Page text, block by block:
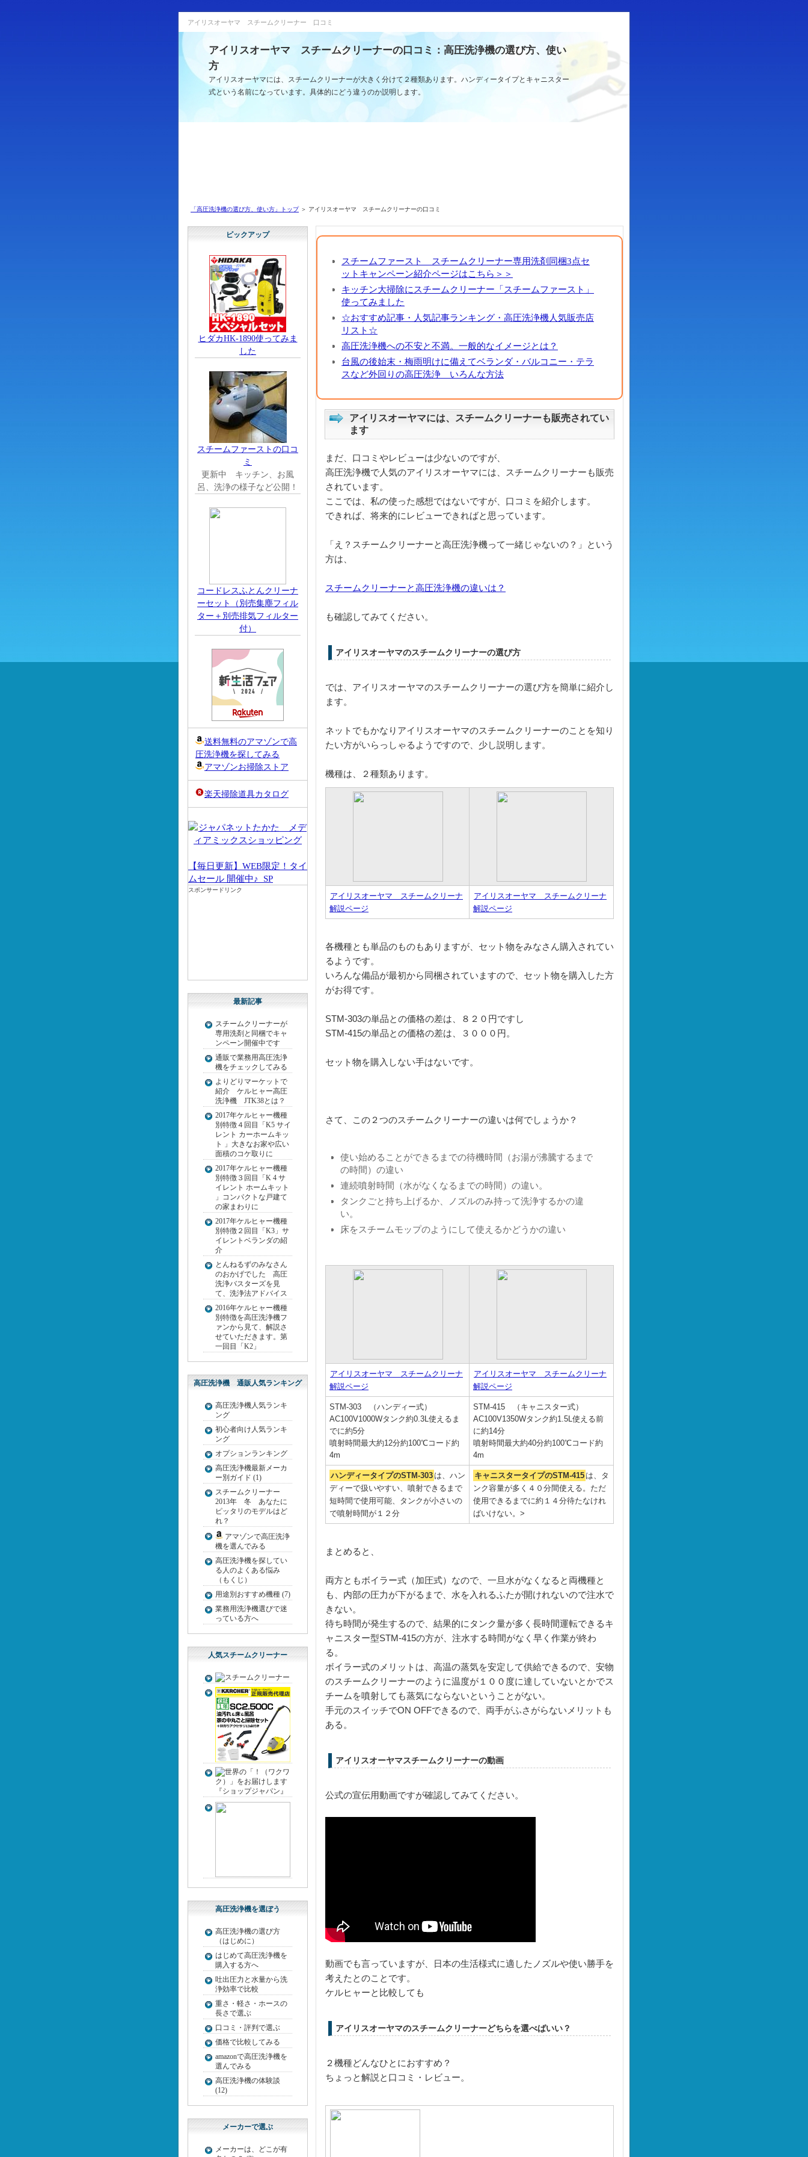
アイリスオーヤマ スチームクリーナー 口コミ
アイリスオーヤマ スチームクリーナーの口コミ：高圧洗浄機の選び方、使い
方
アイリスオーヤマには、スチームクリーナーが大きく分けて２種類あります。ハンディータイプとキャニスター
式という名前になっています。具体的にどう違うのか説明します。
「高圧洗浄機の選び方、使い方」トップ＞ アイリスオーヤマ スチームクリーナーの口コミ
スチームファースト スチームクリーナー専用洗剤同梱3点セ
ットキャンペーン紹介ページはこちら＞＞
キッチン大掃除にスチームクリーナー「スチームファースト」
使ってみました
☆おすすめ記事・人気記事ランキング・高圧洗浄機人気販売店
リスト☆
高圧洗浄機への不安と不満。一般的なイメージとは？
台風の後始末・梅雨明けに備えてベランダ・バルコニー・テラ
スなど外回りの高圧洗浄 いろんな方法
アイリスオーヤマには、スチームクリーナーも販売されてい
ます
まだ、口コミやレビューは少ないのですが、
高圧洗浄機で人気のアイリスオーヤマには、スチームクリーナーも販売
されています。
ここでは、私の使った感想ではないですが、口コミを紹介します。
できれば、将来的にレビューできればと思っています。
「え？スチームクリーナーと高圧洗浄機って一緒じゃないの？」という
方は、
スチームクリーナーと高圧洗浄機の違いは？
も確認してみてください。
アイリスオーヤマのスチームクリーナーの選び方
では、アイリスオーヤマのスチームクリーナーの選び方を簡単に紹介し
ます。
ネットでもかなりアイリスオーヤマのスチームクリーナーのことを知り
たい方がいらっしゃるようですので、少し説明します。
機種は、２種類あります。
アイリスオーヤマ スチームクリーナ
解説ページ
アイリスオーヤマ スチームクリーナ
解説ページ
各機種とも単品のものもありますが、セット物をみなさん購入されてい
るようです。
いろんな備品が最初から同梱されていますので、セット物を購入した方
がお得です。
STM-303の単品との価格の差は、８２０円ですし
STM-415の単品との価格の差は、３０００円。
セット物を購入しない手はないです。
さて、この２つのスチームクリーナーの違いは何でしょうか？
使い始めることができるまでの待機時間（お湯が沸騰するまで
の時間）の違い
連続噴射時間（水がなくなるまでの時間）の違い。
タンクごと持ち上げるか、ノズルのみ持って洗浄するかの違
い。
床をスチームモップのようにして使えるかどうかの違い
アイリスオーヤマ スチームクリーナ
解説ページ
アイリスオーヤマ スチームクリーナ
解説ページ
STM-303 （ハンディー式）
AC100V1000Wタンク約0.3L使えるま
でに約5分
噴射時間最大約12分約100℃コード約
4m
STM-415 （キャニスター式）
AC100V1350Wタンク約1.5L使える前
に約14分
噴射時間最大約40分約100℃コード約
4m
ハンディータイプのSTM-303 は、ハン
ディーで扱いやすい、噴射できるまで
短時間で使用可能、タンクが小さいの
で噴射時間が１２分
キャニスタータイプのSTM-415 は、タ
ンク容量が多く４０分間使える。ただ
使用できるまでに約１４分待たなけれ
ばいけない。>
まとめると、
両方ともボイラー式（加圧式）なので、一旦水がなくなると両機種と
も、内部の圧力が下がるまで、水を入れるふたが開けれないので注水で
きない。
待ち時間が発生するので、結果的にタンク量が多く長時間運転できるキ
ャニスター型STM-415の方が、注水する時間がなく早く作業が終わ
る。
ボイラー式のメリットは、高温の蒸気を安定して供給できるので、安物
のスチームクリーナーのように温度が１００度に達していないとかでス
チームを噴射しても蒸気にならないということがない。
手元のスイッチでON OFFできるので、両手がふさがらないメリットも
ある。
アイリスオーヤマスチームクリーナーの動画
公式の宣伝用動画ですが確認してみてください。
動画でも言っていますが、日本の生活様式に適したノズルや使い勝手を
考えたとのことです。
ケルヒャーと比較しても
アイリスオーヤマのスチームクリーナーどちらを選べばいい？
２機種どんなひとにおすすめ？
ちょっと解説と口コミ・レビュー。
ピックアップ
ヒダカHK-1890使ってみま
した
スチームファーストの口コ
ミ
更新中 キッチン、お風
呂、洗浄の様子など公開！
コードレスふとんクリーナ
ーセット（別売集塵フィル
ター＋別売排気フィルター
付）
送料無料のアマゾンで高
圧洗浄機を探してみる
アマゾンお掃除ストア
楽天掃除道具カタログ
【毎日更新】WEB限定！タイ
ムセール 開催中♪_SP
スポンサードリンク
最新記事
スチームクリーナーが
専用洗剤と同梱でキャ
ンペーン開催中です
通販で業務用高圧洗浄
機をチェックしてみる
よりどりマーケットで
紹介 ケルヒャー高圧
洗浄機 JTK38とは？
2017年ケルヒャー機種
別特徴４回目「K5 サイ
レント カーホームキッ
ト 」大きなお家や広い
面積のコケ取りに
2017年ケルヒャー機種
別特徴３回目「K 4 サ
イレント ホームキット
」コンパクトな戸建て
の家まわりに
2017年ケルヒャー機種
別特徴２回目「K3」サ
イレントベランダの紹
介
とんねるずのみなさん
のおかげでした 高圧
洗浄バスターズを見
て、洗浄法アドバイス
2016年ケルヒャー機種
別特徴を高圧洗浄機フ
ァンから見て、解説さ
せていただきます。第
一回目「K2」
高圧洗浄機 通販人気ランキング
高圧洗浄機人気ランキ
ング
初心者向け人気ランキ
ング
オプションランキング
高圧洗浄機最新メーカ
ー別ガイド (1)
スチームクリーナー
2013年 冬 あなたに
ピッタリのモデルはど
れ？
アマゾンで高圧洗浄
機を選んでみる
高圧洗浄機を探してい
る人のよくある悩み
（もくじ）
用途別おすすめ機種 (7)
業務用洗浄機選びで迷
っている方へ
人気スチームクリーナー
高圧洗浄機を選ぼう
高圧洗浄機の選び方
（はじめに）
はじめて高圧洗浄機を
購入する方へ
吐出圧力と水量から洗
浄効率で比較
重さ・軽さ・ホースの
長さで選ぶ
口コミ・評判で選ぶ
価格で比較してみる
amazonで高圧洗浄機を
選んでみる
高圧洗浄機の体験談
(12)
メーカーで選ぶ
メーカーは、どこが有